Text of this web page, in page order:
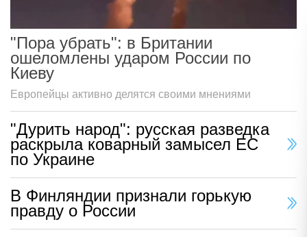
"Пора убрать": в Британии
ошеломлены ударом России по
Киеву
Европейцы активно делятся своими мнениями
"Дурить народ": русская разведка
раскрыла коварный замысел ЕС
по Украине
В Финляндии признали горькую
правду о России